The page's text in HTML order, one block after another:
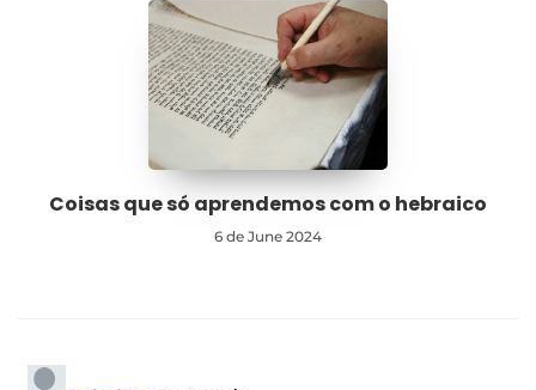
Coisas que só aprendemos com o hebraico
6 de June 2024